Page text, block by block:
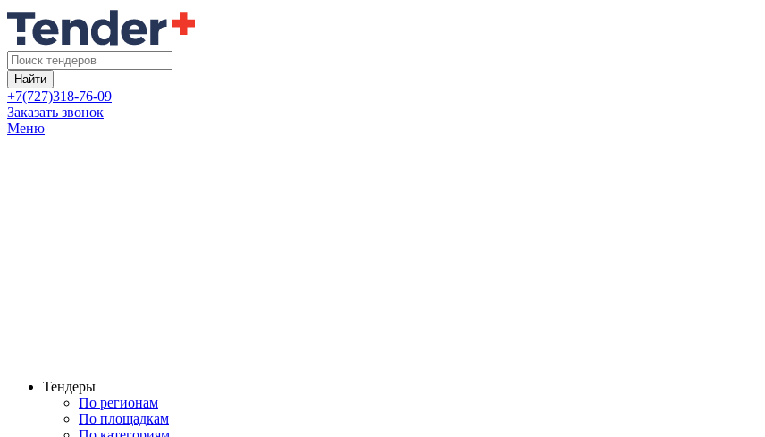
Найти
+7(727)318-76-09
Заказать звонок
Меню
Тендеры
По регионам
По площадкам